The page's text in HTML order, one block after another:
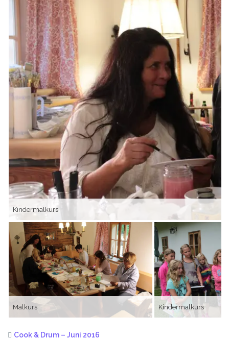
Kindermalkurs
Malkurs Kindermalkurs
Cook & Drum – Juni 2016